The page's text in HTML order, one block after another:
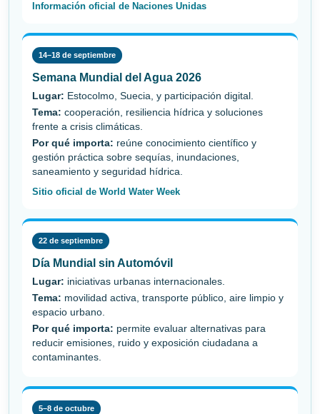
Información oficial de Naciones Unidas
14–18 de septiembre
Semana Mundial del Agua 2026
Lugar: Estocolmo, Suecia, y participación digital.
Tema: cooperación, resiliencia hídrica y soluciones
frente a crisis climáticas.
Por qué importa: reúne conocimiento científico y
gestión práctica sobre sequías, inundaciones,
saneamiento y seguridad hídrica.
Sitio oficial de World Water Week
22 de septiembre
Día Mundial sin Automóvil
Lugar: iniciativas urbanas internacionales.
Tema: movilidad activa, transporte público, aire limpio y
espacio urbano.
Por qué importa: permite evaluar alternativas para
reducir emisiones, ruido y exposición ciudadana a
contaminantes.
5–8 de octubre